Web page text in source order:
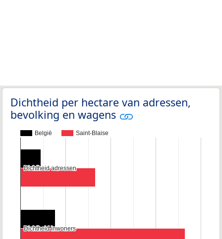
Dichtheid per hectare van adressen,
bevolking en wagens
België Saint-Blaise
Dichtheid adressen
Dichtheid adressen
Dichtheid inwoners
Dichtheid inwoners